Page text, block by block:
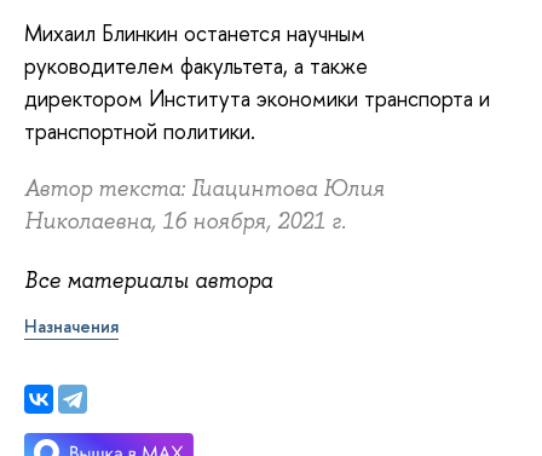
Михаил Блинкин останется научным
руководителем факультета, а также
директором Института экономики транспорта и
транспортной политики.
Автор текста: Гиацинтова Юлия
Николаевна, 16 ноября, 2021 г.
Все материалы автора
Назначения